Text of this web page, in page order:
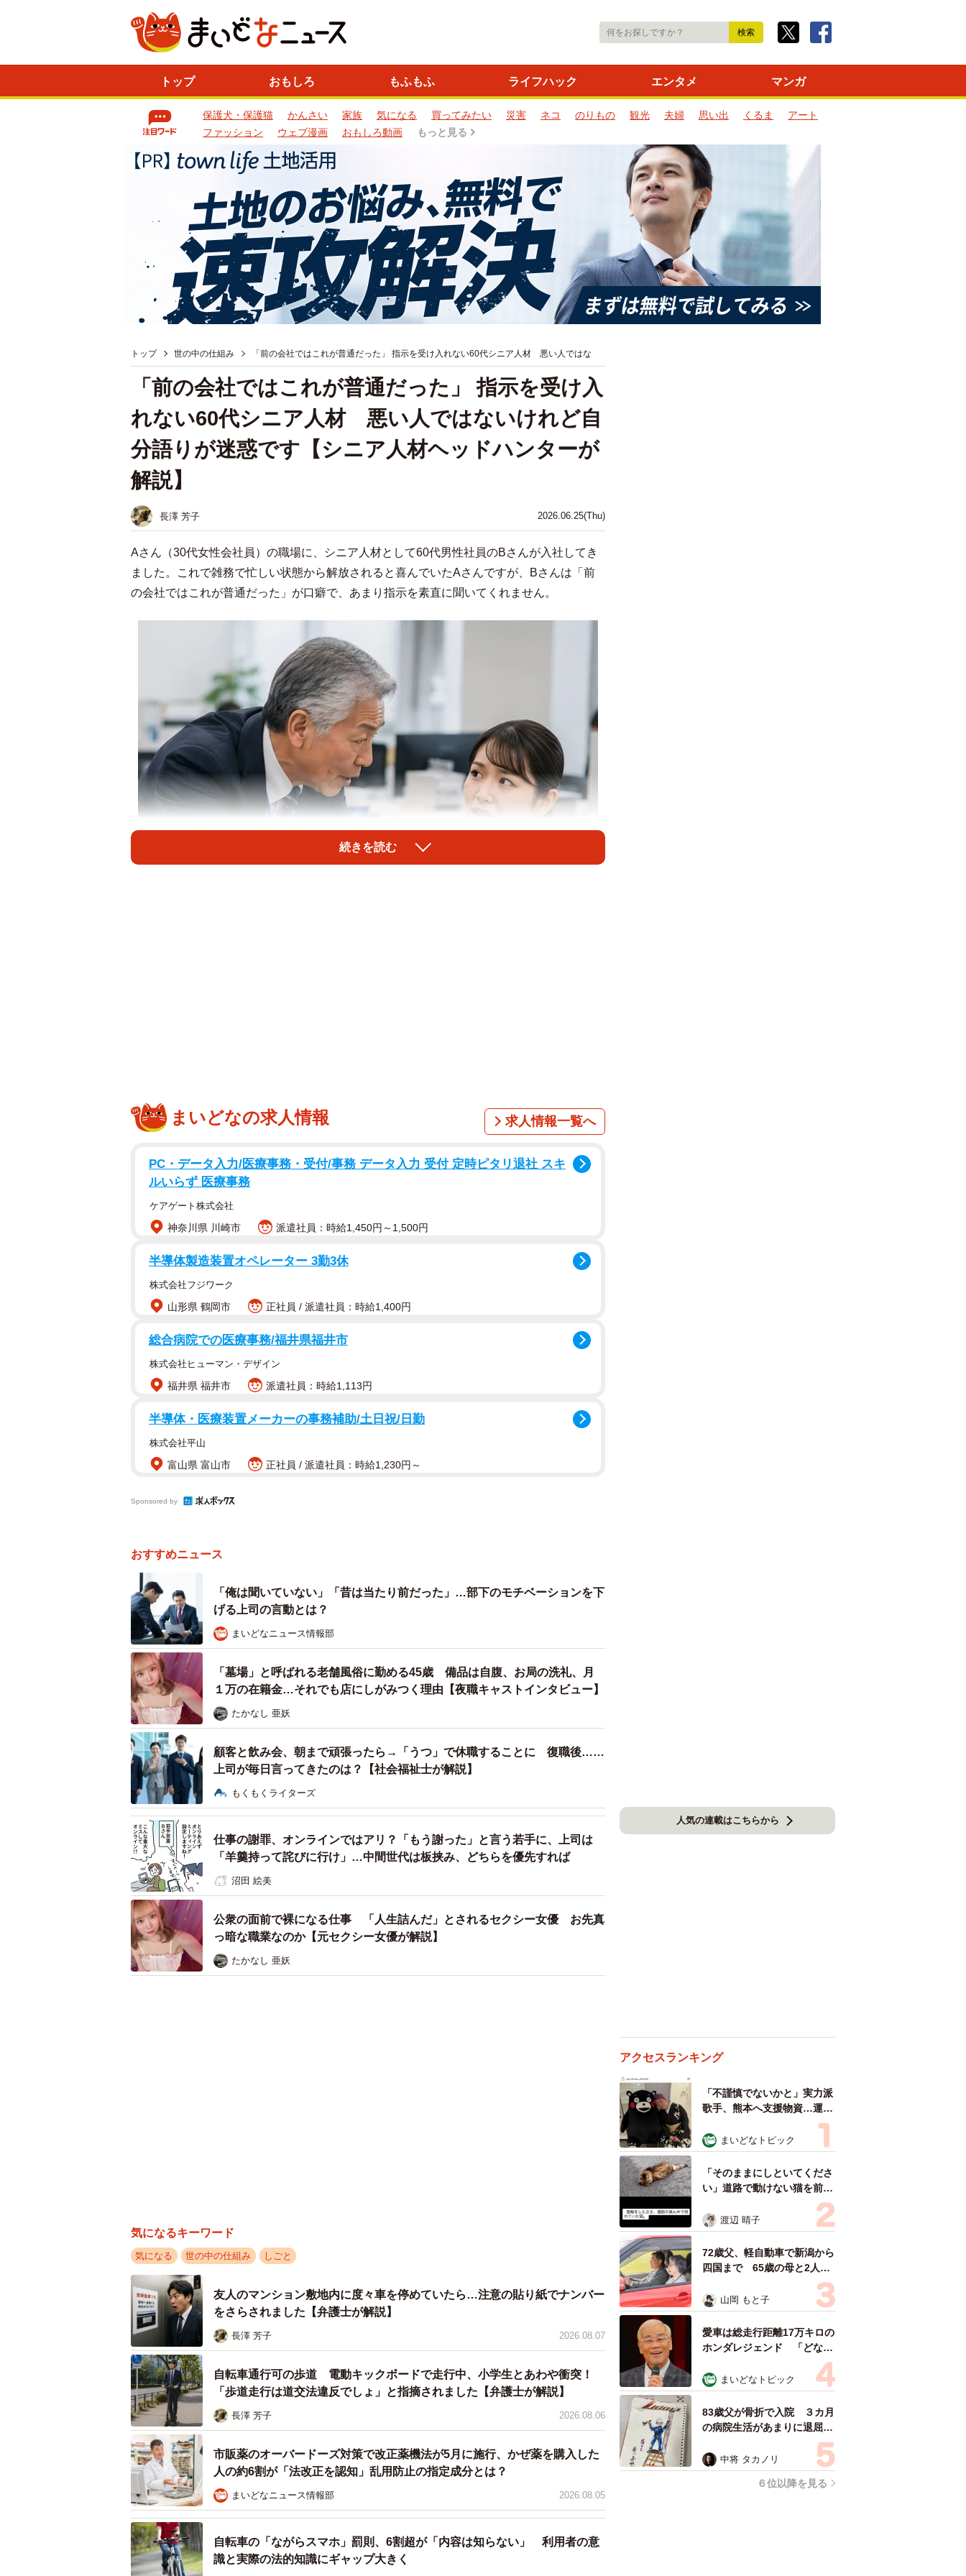
トップ おもしろ もふもふ ライフハック エンタメ マンガ
保護犬・保護猫 かんさい 家族 気になる 買ってみたい 災害 ネコ のりもの 観光 夫婦 思い出 くるま
アート
ファッション
ウェブ漫画 おもしろ動画 もっと見る
トップ 世の中の仕組み 「前の会社ではこれが普通だった」 指示を受け入れない60代シニア人材 悪い人ではな
2026.06.25(Thu)
「前の会社ではこれが普通だった」 指示を受け入
れない60代シニア人材 悪い人ではないけれど自
分語りが迷惑です【シニア人材ヘッドハンターが
解説】
長澤 芳子
Aさん（30代女性会社員）の職場に、シニア人材として60代男性社員のBさんが入社してき
ました。これで雑務で忙しい状態から解放されると喜んでいたAさんですが、Bさんは「前
の会社ではこれが普通だった」が口癖で、あまり指示を素直に聞いてくれません。
また、まだ職場に慣れていないにもかかわらず、若手社員へ指示を出したり「最近の若い子
を見てAさんは「悪い人ではないけれど、正直かなり気を遣う」と疲弊してしまうのでし
た。
このようにシニア人材と若手・中堅社員の間では、なぜこうしたすれ違いが起きるのでしょ
うか。シニア・経営層に特化したエージェント事業を展開している株式会社プロ人材機構の
代表、高橋啓さんに話を聞きました。
ーAさんのように世代間のズレを感じるケースは、なぜ起きてしまうのでしょうか。
1番大きいのは、“立場認識のズレ”です。シニア側は長年、“教える側”“判断する側”として働
「まだ入社したばかりなのに、なぜそこまで踏み込んでくるんだろう」と感じてしまうんで
す。
短文化しすぎてシニア世代にとって冷たく見える。どちらも悪気はありませんが、“仕事の
ーシニア側が悪気なくやってしまいがちな言動には、どのような特徴がありますか。
典型的なのは、Aさんのように「前の会社ではね」が口癖になっていることです。シニア世
代にとっては経験共有でも、若手からすると「今のやり方を否定されている」と感じること
があります。
また、“隙あらば自分語り”も起きやすいですね。本人は役立つ話をしているつもりでも、ま
ずは相手に興味を持って聞く姿勢のほうが、若手との関係はうまくいきやすいです。
さらに、昔は当たり前だった“飲みニケーション”も、今は「勤務時間外の追加ミッション」
と感じる人もいます。重要なのは、“自分基準の親切”になっていないかを意識することなん
です。
ー世代間ギャップによるストレスや衝突を防ぐために、双方が意識すべきことを教えてくだ
さい。
大切なのは、「察してほしい」をやめることです。シニア側は「経験がある＝今の会社でも
正解」ではないと理解する。若手側も、「古いやり方」ではなく、「別の成功体験を持って
いる人」と捉えるだけで、かなり変わります。
また、シニア側から「教えて」と素直に言える人ほど、組織になじみやすい印象がありま
す。世代間ギャップは、対立ではなく、お互いの強みを組み合わせることで“組織の厚み”に
続きを読む
まいどなの求人情報 求人情報一覧へ
PC・データ入力/医療事務・受付/事務 データ入力 受付 定時ピタリ退社 スキ
ルいらず 医療事務
ケアゲート株式会社
神奈川県 川崎市 派遣社員：時給1,450円～1,500円
半導体製造装置オペレーター 3勤3休
株式会社フジワーク
山形県 鶴岡市 正社員 / 派遣社員：時給1,400円
総合病院での医療事務/福井県福井市
株式会社ヒューマン・デザイン
福井県 福井市 派遣社員：時給1,113円
半導体・医療装置メーカーの事務補助/土日祝/日勤
株式会社平山
富山県 富山市 正社員 / 派遣社員：時給1,230円～
Sponsored by
おすすめニュース
「俺は聞いていない」「昔は当たり前だった」…部下のモチベーションを下
げる上司の言動とは？
まいどなニュース情報部
「墓場」と呼ばれる老舗風俗に勤める45歳 備品は自腹、お局の洗礼、月
１万の在籍金…それでも店にしがみつく理由【夜職キャストインタビュー】
たかなし 亜妖
顧客と飲み会、朝まで頑張ったら→「うつ」で休職することに 復職後……
上司が毎日言ってきたのは？【社会福祉士が解説】
もくもくライターズ
仕事の謝罪、オンラインではアリ？「もう謝った」と言う若手に、上司は
「羊羹持って詫びに行け」…中間世代は板挟み、どちらを優先すれば
沼田 絵美
公衆の面前で裸になる仕事 「人生詰んだ」とされるセクシー女優 お先真
っ暗な職業なのか【元セクシー女優が解説】
たかなし 亜妖
気になるキーワード
気になる 世の中の仕組み しごと
友人のマンション敷地内に度々車を停めていたら…注意の貼り紙でナンバー
をさらされました【弁護士が解説】
長澤 芳子 2026.08.07
自転車通行可の歩道 電動キックボードで走行中、小学生とあわや衝突！
「歩道走行は道交法違反でしょ」と指摘されました【弁護士が解説】
長澤 芳子 2026.08.06
市販薬のオーバードーズ対策で改正薬機法が5月に施行、かぜ薬を購入した
人の約6割が「法改正を認知」乱用防止の指定成分とは？
まいどなニュース情報部 2026.08.05
自転車の「ながらスマホ」罰則、6割超が「内容は知らない」 利用者の意
識と実際の法的知識にギャップ大きく
人気の連載はこちらから
アクセスランキング
「不謹慎でないかと」実力派
歌手、熊本へ支援物資…運搬
トラックの車体デザインにた
めらい 「痛いほど伝わる」
「行動され立派」
まいどなトピック
「そのままにしといてくださ
い」道路で動けない猫を前に
返された一言… 懸命に生き
ようとした4日間 「命の重
さはみんな同じ」保護団体代
表の訴え
渡辺 晴子
72歳父、軽自動車で新潟から
四国まで 65歳の母と2人で
3泊4日の旅 パーキングの休
憩まで分刻み… 「大学生で
も組まねえよ！」
山岡 もと子
愛車は総走行距離17万キロの
ホンダレジェンド 「どなた
か欲しい方が居たら」 大御
所漫才師が譲渡の意向
まいどなトピック
83歳父が骨折で入院 ３カ月
の病院生活があまりに退屈で
「画用紙と色鉛筆持ってこ
い！」→スケッチブックを見
た家族が仰天「これ、売れま
中将 タカノリ
６位以降を見る